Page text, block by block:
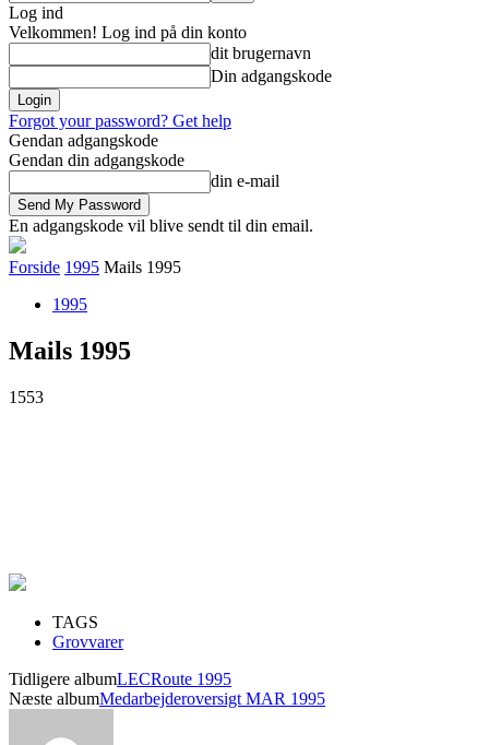
Log ind
Velkommen! Log ind på din konto
dit brugernavn
Din adgangskode
Forgot your password? Get help
Gendan adgangskode
Gendan din adgangskode
din e-mail
En adgangskode vil blive sendt til din email.
Forside 1995 Mails 1995
1995
Mails 1995
1553
TAGS
Grovvarer
Tidligere albumLECRoute 1995
Næste albumMedarbejderoversigt MAR 1995